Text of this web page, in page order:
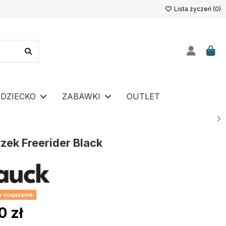
Lista życzeń (0)
DZIECKO ZABAWKI OUTLET
Freerider Black
magazynie
zł